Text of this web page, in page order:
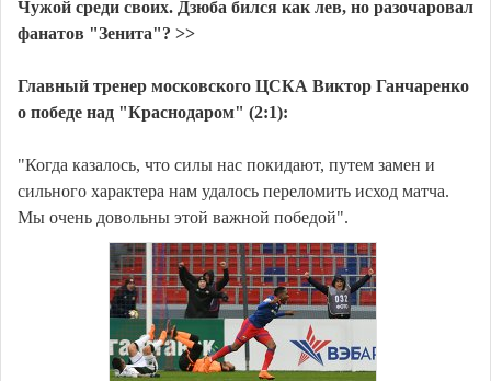
Чужой среди своих. Дзюба бился как лев, но разочаровал
фанатов "Зенита"? >>
Главный тренер московского ЦСКА Виктор Ганчаренко
о победе над "Краснодаром" (2:1):
"Когда казалось, что силы нас покидают, путем замен и
сильного характера нам удалось переломить исход матча.
Мы очень довольны этой важной победой".